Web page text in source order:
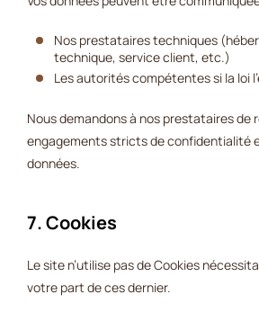
Nos prestataires techniques
technique, service client, etc.)
Les autorités compétentes si la loi
Nous demandons à nos prestataires de
engagements stricts de confidentialité
données.
7. Cookies
Le site n’utilise pas de Cookies
votre part de ces dernier.